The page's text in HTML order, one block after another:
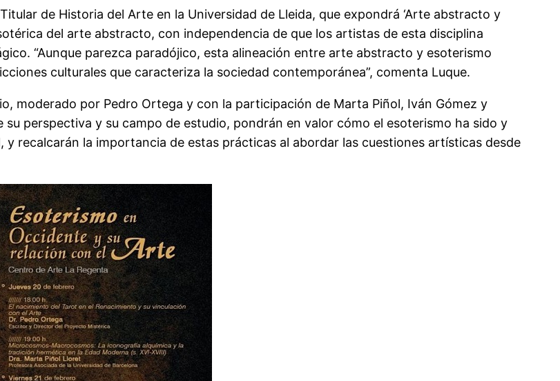
de Historia del Arte en la Universidad de Lleida, que expondrá ‘Arte abstracto y
del arte abstracto, con independencia de que los artistas de esta disciplina
“Aunque parezca paradójico, esta alineación entre arte abstracto y esoterismo
culturales que caracteriza la sociedad contemporánea”, comenta Luque.
moderado por Pedro Ortega y con la participación de Marta Piñol, Iván Gómez y
perspectiva y su campo de estudio, pondrán en valor cómo el esoterismo ha sido y
recalcarán la importancia de estas prácticas al abordar las cuestiones artísticas desde